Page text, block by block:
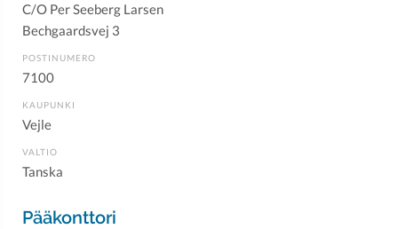
C/O Per Seeberg Larsen
Bechgaardsvej 3
POSTINUMERO
7100
KAUPUNKI
Vejle
VALTIO
Tanska
Pääkonttori